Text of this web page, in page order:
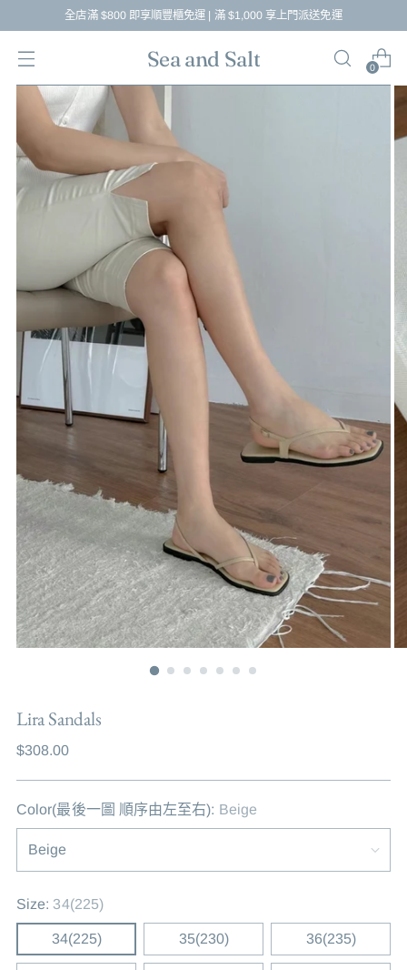
全店滿 $800 即享順豐櫃免運 | 滿 $1,000 享上門派送免運
Sea and Salt 0
Lira Sandals
Regular
$308.00
Color(最後一圖 順序由左至右): Beige
Size: 34(225)
34(225) 35(230) 36(235)